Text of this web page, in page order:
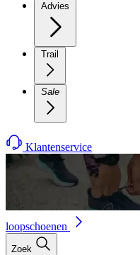
Advies
Trail
Sale
Klantenservice
loopschoenen
Zoek